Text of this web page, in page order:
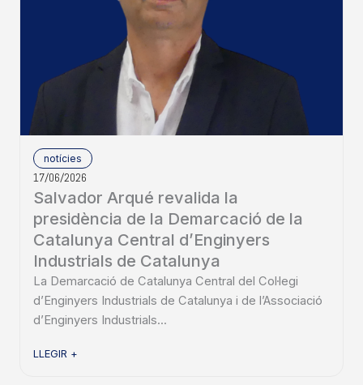
notícies
17/06/2026
Salvador Arqué revalida la
presidència de la Demarcació de la
Catalunya Central d’Enginyers
Industrials de Catalunya
La Demarcació de Catalunya Central del Col·legi
d’Enginyers Industrials de Catalunya i de l’Associació
d’Enginyers Industrials...
LLEGIR +